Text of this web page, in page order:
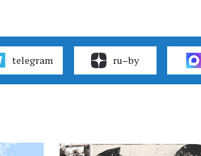
telegram ru–by